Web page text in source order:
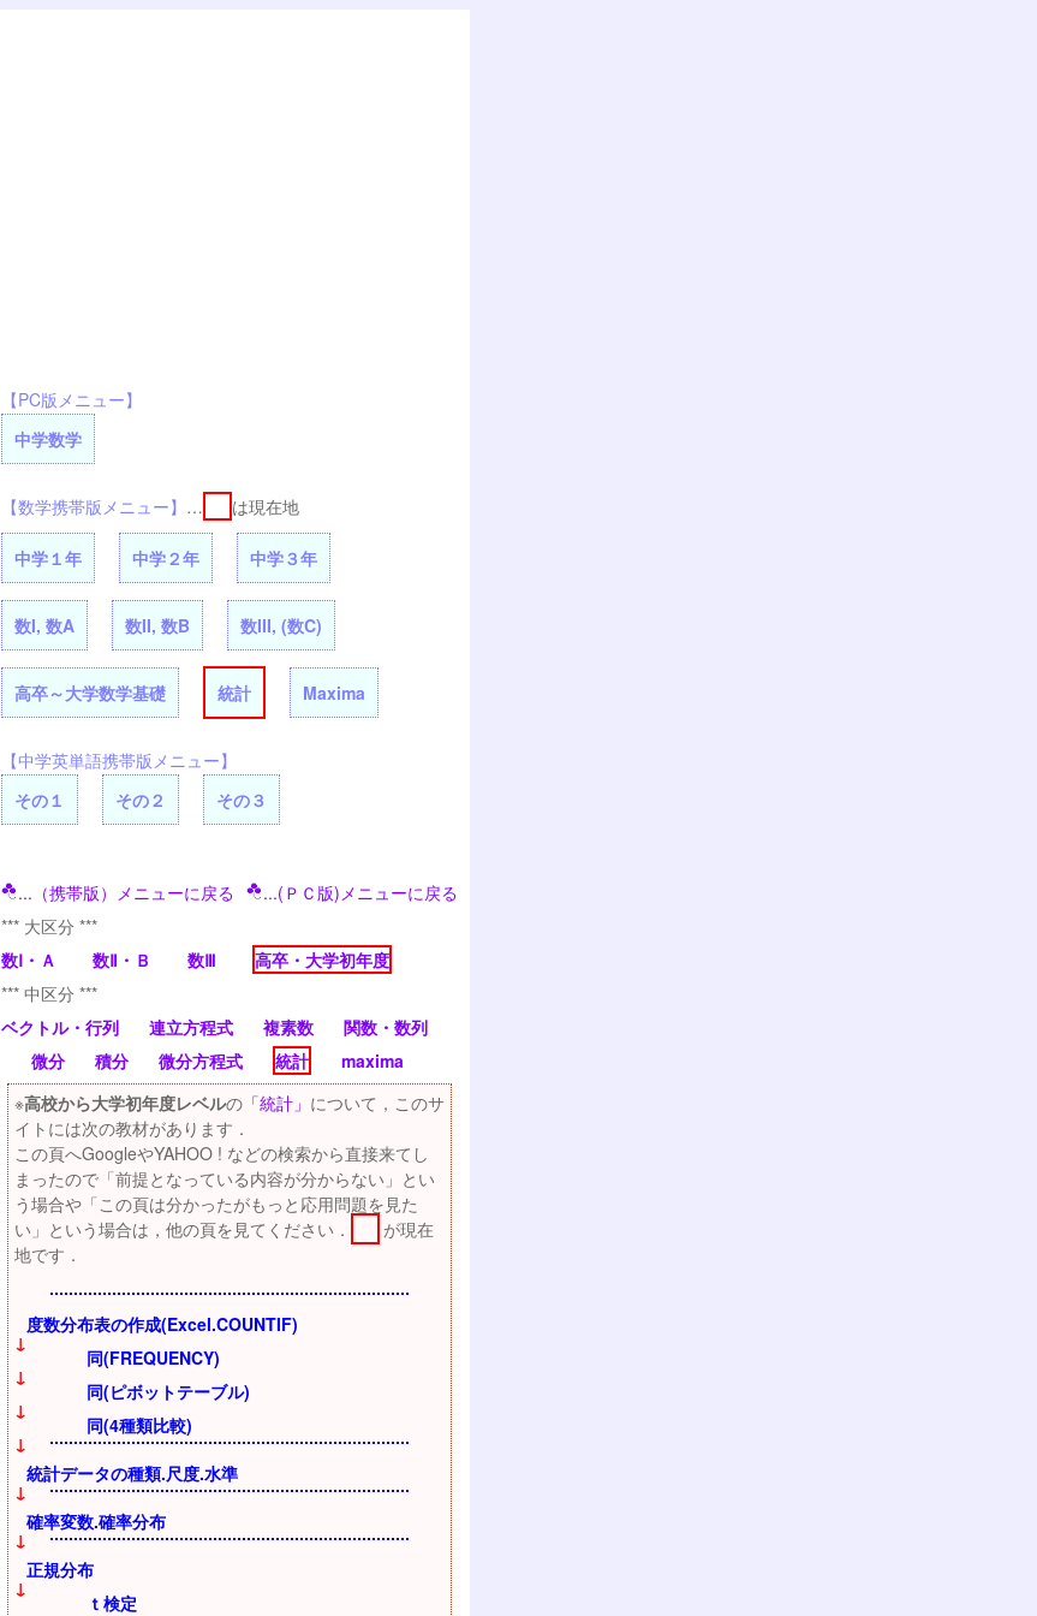
【PC版メニュー】
中学数学
【数学携帯版メニュー】 … は現在地
中学１年 中学２年 中学３年
数I, 数A 数II, 数B 数III, (数C)
高卒～大学数学基礎 統計 Maxima
【中学英単語携帯版メニュー】
その１
その２ その３
...（携帯版）メニューに戻る
...(ＰＣ版)メニューに戻る
*** 大区分 ***
数Ⅰ・Ａ
数Ⅱ・Ｂ 数Ⅲ
高卒・大学初年度
*** 中区分 ***
ベクトル・行列
連立方程式 複素数
関数・数列
微分
積分 微分方程式 統計
maxima
※高校から大学初年度レベルの 「統計」 について，このサ
イトには次の教材があります．
この頁へGoogleやYAHOO ! などの検索から直接来てし
まったので「前提となっている内容が分からない」とい
う場合や「この頁は分かったがもっと応用問題を見た
い」という場合は，他の頁を見てください．
が現在
地です．
↓
度数分布表の作成(Excel.COUNTIF)
↓
同(FREQUENCY)
↓
同(ピボットテーブル)
↓
同(4種類比較)
↓
統計データの種類.尺度.水準
↓
確率変数.確率分布
↓
正規分布
ｔ検定